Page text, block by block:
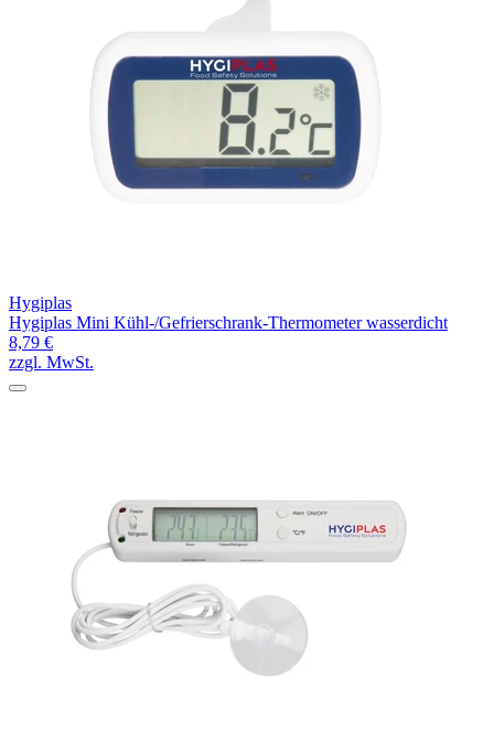
Hygiplas
Hygiplas Mini Kühl-/Gefrierschrank-Thermometer wasserdicht
8,79 €
zzgl. MwSt.